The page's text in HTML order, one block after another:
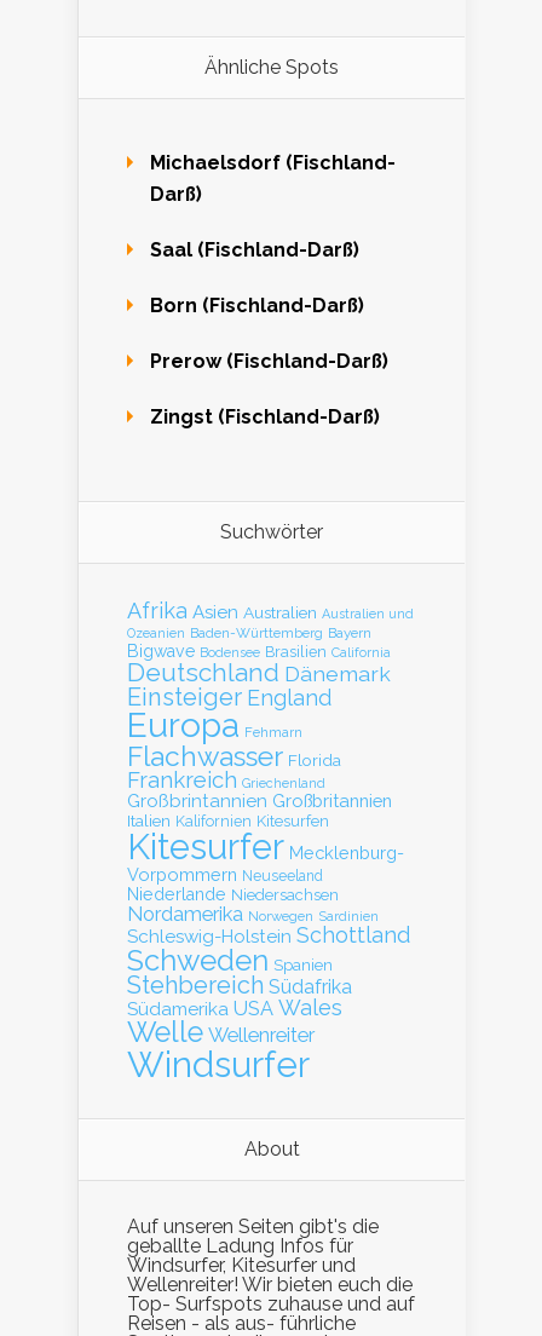
Ähnliche Spots
Michaelsdorf (Fischland-
Darß)
Saal (Fischland-Darß)
Born (Fischland-Darß)
Prerow (Fischland-Darß)
Zingst (Fischland-Darß)
Suchwörter
Afrika Asien Australien Australien und
Ozeanien Baden-Württemberg Bayern
Bigwave Bodensee Brasilien California
Deutschland Dänemark
Einsteiger England
Europa Fehmarn
Flachwasser Florida
Frankreich Griechenland
Großbrintannien Großbritannien
Italien Kalifornien Kitesurfen
Kitesurfer Mecklenburg-
Vorpommern Neuseeland
Niederlande Niedersachsen
Nordamerika Norwegen Sardinien
Schleswig-Holstein Schottland
Schweden Spanien
Stehbereich Südafrika
Südamerika USA Wales
Welle Wellenreiter
Windsurfer
About
Auf unseren Seiten gibt's die
geballte Ladung Infos für
Windsurfer, Kitesurfer und
Wellenreiter! Wir bieten euch die
Top- Surfspots zuhause und auf
Reisen - als aus- führliche